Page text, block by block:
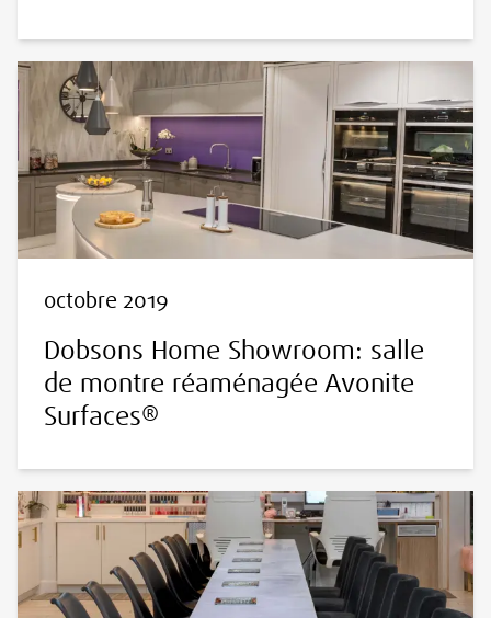
octobre 2019
Dobsons Home Showroom: salle
de montre réaménagée Avonite
Surfaces®